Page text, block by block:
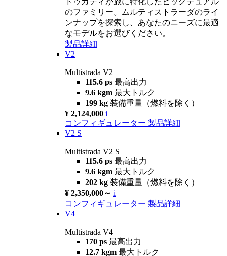
のファミリー。ムルティストラーダのライ
ンナップを探索し、あなたのニーズに最適
なモデルをお選びください。
製品詳細
V2
Multistrada V2
115.6 ps 最高出力
9.6 kgm 最大トルク
199 kg 装備重量（燃料を除く）
¥ 2,124,000 i
コンフィギュレーター 製品詳細
V2 S
Multistrada V2 S
115.6 ps 最高出力
9.6 kgm 最大トルク
202 kg 装備重量（燃料を除く）
¥ 2,350,000～ i
コンフィギュレーター 製品詳細
V4
Multistrada V4
170 ps 最高出力
12.7 kgm 最大トルク